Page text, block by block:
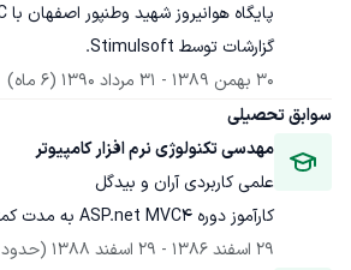
گزارشات توسط Stimulsoft.
30 بهمن 1389
- 31 مرداد 1390
(6 ماه)
سوابق تحصیلی
مهدسی تکنولوژی نرم افزار کامپیوتر
علمی کاربردی آران و بیدگل
کارآموز دوره ASP.net MVC4 به مدت کمتر از یک ماه
29 اسفند 1386
- 29 اسفند 1388
(حدود 2 سال)